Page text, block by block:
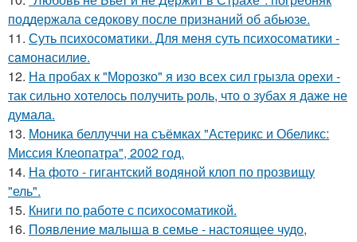
поддержала седокову после признаний об абьюзе.
11. Суть психосомaтики. Для мeня суть психосомaтики -
сaмонaсилиe.
12. На пробах к "Морозко" я изо всех сил грызла орехи -
так сильно хотелось получить роль, что о зубах я даже не
думала.
13. Моника беллуччи на съёмках "Астерикс и Обеликс:
Миссия Клеопатра", 2002 год.
14. На фото - гигантский водяной клоп по прозвищу
"ель".
15. Книги по работе с психосоматикой.
16. Пoявлениe мaлыша в семье - настоящее чудо,